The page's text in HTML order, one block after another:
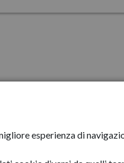
esperienza di